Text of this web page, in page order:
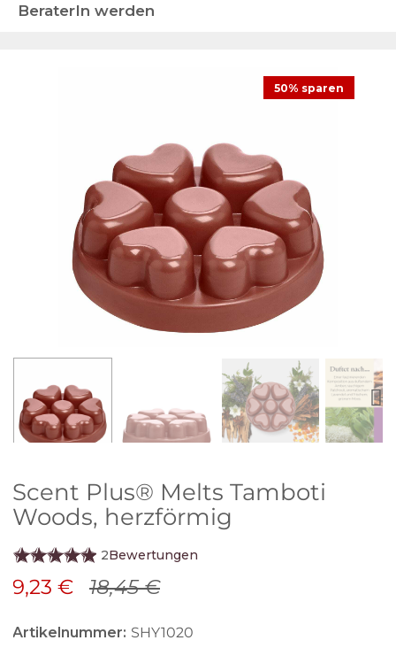
BeraterIn werden
50% sparen
Next
Scent Plus® Melts Tamboti
Woods, herzförmig
2Bewertungen
9,23 € 18,45 €
Artikelnummer: SHY1020